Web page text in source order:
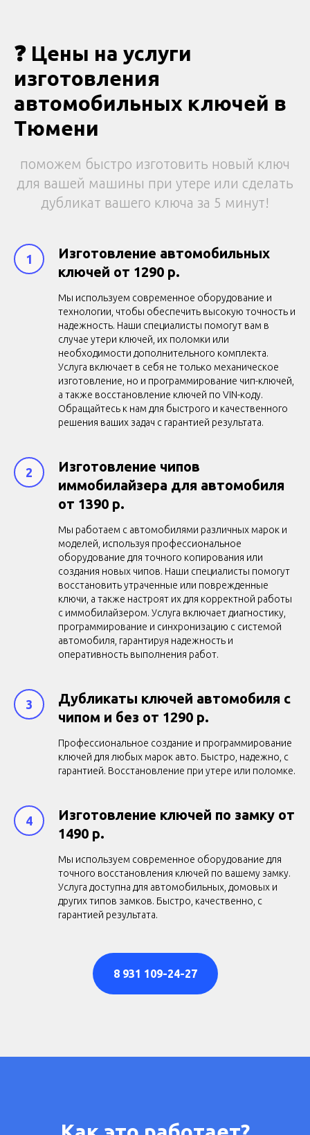
❓ Цены на услуги
изготовления
автомобильных ключей в
Тюмени
поможем быстро изготовить новый ключ
для вашей машины при утере или сделать
дубликат вашего ключа за 5 минут!
Изготовление автомобильных
ключей от 1290 р.
Мы используем современное оборудование и
технологии, чтобы обеспечить высокую точность и
надежность. Наши специалисты помогут вам в
случае утери ключей, их поломки или
необходимости дополнительного комплекта.
Услуга включает в себя не только механическое
изготовление, но и программирование чип-ключей,
а также восстановление ключей по VIN-коду.
Обращайтесь к нам для быстрого и качественного
решения ваших задач с гарантией результата.
Изготовление чипов
иммобилайзера для автомобиля
от 1390 р.
Мы работаем с автомобилями различных марок и
моделей, используя профессиональное
оборудование для точного копирования или
создания новых чипов. Наши специалисты помогут
восстановить утраченные или поврежденные
ключи, а также настроят их для корректной работы
с иммобилайзером. Услуга включает диагностику,
программирование и синхронизацию с системой
автомобиля, гарантируя надежность и
оперативность выполнения работ.
Дубликаты ключей автомобиля с
чипом и без от 1290 р.
Профессиональное создание и программирование
ключей для любых марок авто. Быстро, надежно, с
гарантией. Восстановление при утере или поломке.
Изготовление ключей по замку от
1490 р.
Мы используем современное оборудование для
точного восстановления ключей по вашему замку.
Услуга доступна для автомобильных, домовых и
других типов замков. Быстро, качественно, с
гарантией результата.
8 931 109-24-27